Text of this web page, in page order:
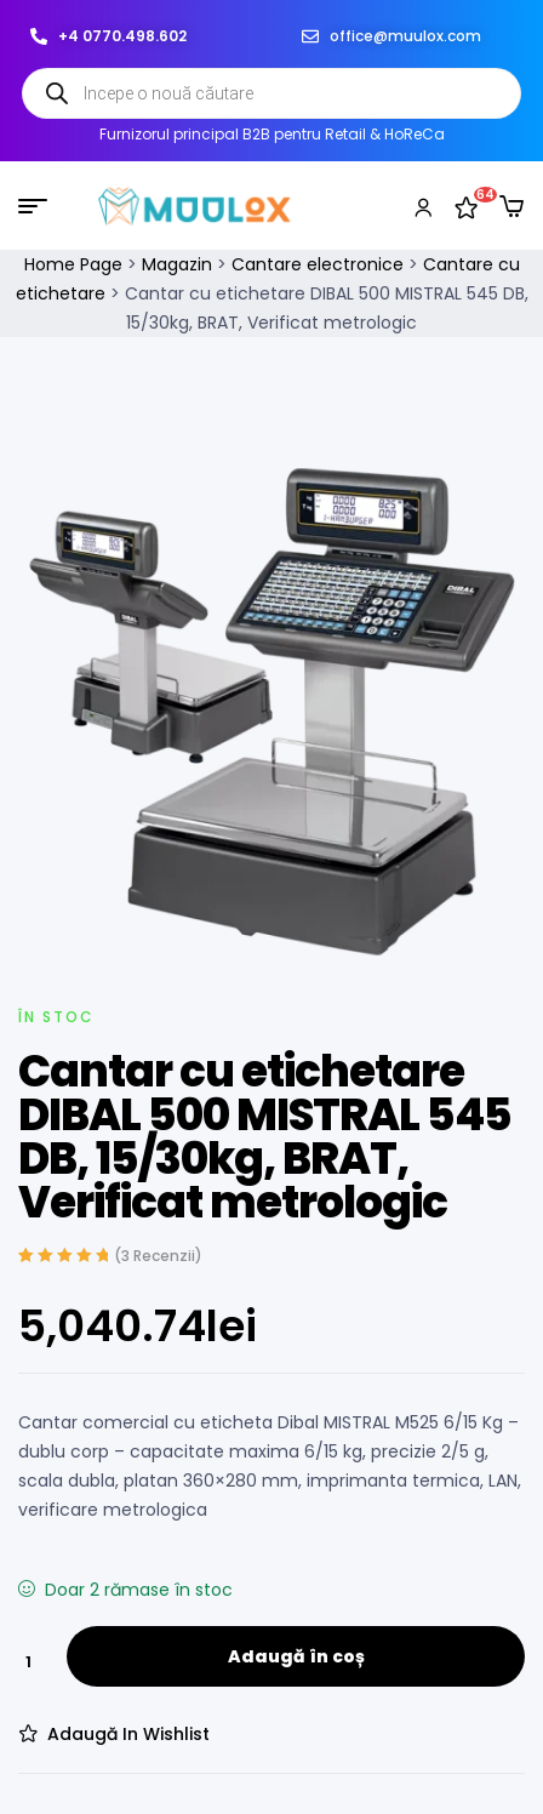
+4 0770.498.602 office@muulox.com
Furnizorul principal B2B pentru Retail & HoReCa
64
Home Page > Magazin > Cantare electronice > Cantare cu
etichetare > Cantar cu etichetare DIBAL 500 MISTRAL 545 DB,
15/30kg, BRAT, Verificat metrologic
ÎN STOC
Cantar cu etichetare
DIBAL 500 MISTRAL 545
DB, 15/30kg, BRAT,
Verificat metrologic
evaluări de la
clienți
(3 Recenzii)
5,040.74lei
Cantar comercial cu eticheta Dibal MISTRAL M525 6/15 Kg –
dublu corp – capacitate maxima 6/15 kg, precizie 2/5 g,
scala dubla, platan 360×280 mm, imprimanta termica, LAN,
verificare metrologica
Doar 2 rămase în stoc
Adaugă în coș
Adaugă In Wishlist